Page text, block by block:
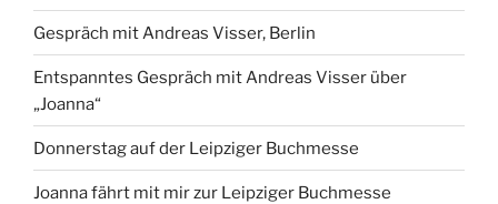
Gespräch mit Andreas Visser, Berlin
Entspanntes Gespräch mit Andreas Visser über
„Joanna“
Donnerstag auf der Leipziger Buchmesse
Joanna fährt mit mir zur Leipziger Buchmesse